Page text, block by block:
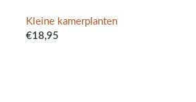
Kleine kamerplanten
€18,95